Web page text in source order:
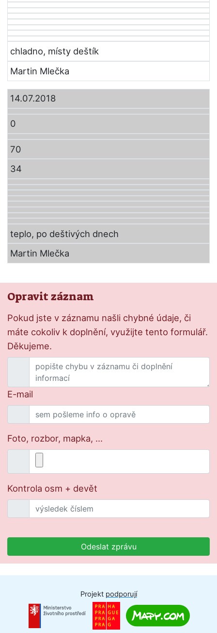
chladno, místy deštík
Martin Mlečka
14.07.2018
0
70
34
teplo, po deštivých dnech
Martin Mlečka
Opravit záznam
Pokud jste v záznamu našli chybné údaje, či
máte cokoliv k doplnění, využijte tento formulář.
Děkujeme.
E-mail
Foto, rozbor, mapka, ...
Kontrola osm + devět
Odeslat zprávu
Projekt podporují